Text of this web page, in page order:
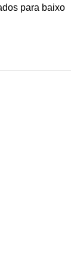
para baixo